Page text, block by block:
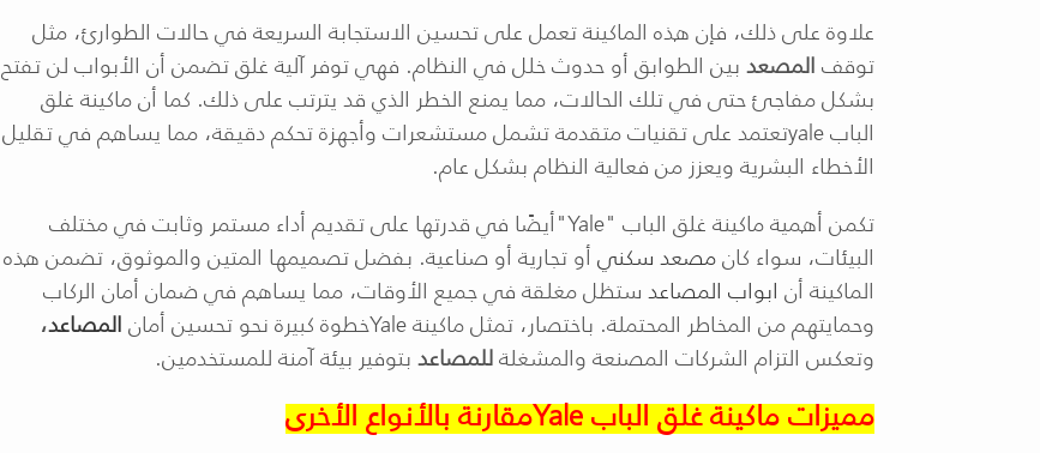
علاوة على ذلك، فإن هذه الماكينة تعمل على تحسين الاستجابة السريعة في حالات الطوارئ، مثل
توقفالمصعدبين الطوابق أو حدوث خلل في النظام. فهي توفر آلية غلق تضمن أن الأبواب لن تفتح
بشكل مفاجئ حتى في تلك الحالات، مما يمنع الخطر الذي قد يترتب على ذلك. كما أن ماكينة غلق
البابyaleتعتمد على تقنيات متقدمة تشمل مستشعرات وأجهزة تحكم دقيقة، مما يساهم في تقليل
الأخطاء البشرية ويعزز من فعالية النظام بشكل عام.
تكمن أهمية ماكينة غلق الباب "Yale"أيضًا في قدرتها على تقديم أداء مستمر وثابت في مختلف
البيئات، سواء كانمصعد سكنيأو تجارية أو صناعية. بفضل تصميمها المتين والموثوق، تضمن هذه
الماكينة أن ابواب المصاعدستظل مغلقة في جميع الأوقات، مما يساهم في ضمان أمان الركاب
وحمايتهم من المخاطر المحتملة. باختصار، تمثل ماكينةYaleخطوة كبيرة نحو تحسين أمانالمصاعد،
وتعكس التزام الشركات المصنعة والمشغلةللمصاعدبتوفير بيئة آمنة للمستخدمين.
مميزات ماكينة غلق البابYaleمقارنة بالأنواع الأخرى